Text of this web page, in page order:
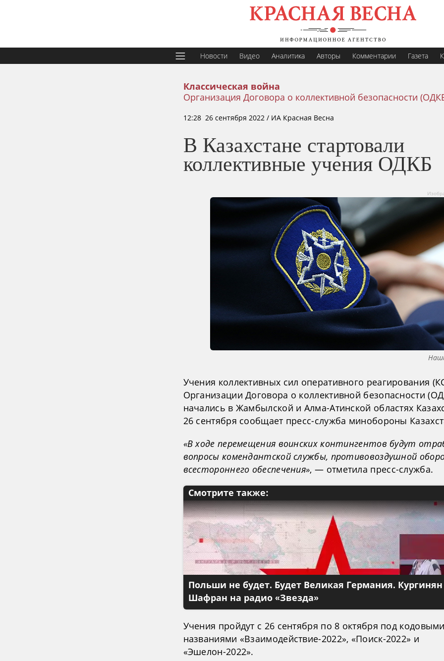
Новости Видео Аналитика Авторы Комментарии Газета
Классическая война
Организация Договора о коллективной безопасности
12:28 26 сентября 2022 / ИА Красная Весна
В Казахстане стартовали
коллективные учения ОДКБ
Учения коллективных сил оперативного реагирования
Организации Договора о коллективной безопасности
начались в Жамбылской и Алма-Атинской областях
26 сентября сообщает пресс-служба минобороны
«В ходе перемещения воинских контингентов будут
вопросы комендантской службы, противовоздушной
всестороннего обеспечения», — отметила пресс-служба.
Смотрите также:
Польши не будет. Будет Великая Германия.
Шафран на радио «Звезда»
Учения пройдут с 26 сентября по 8 октября под
названиями «Взаимодействие-2022», «Поиск-2022» и
«Эшелон-2022».